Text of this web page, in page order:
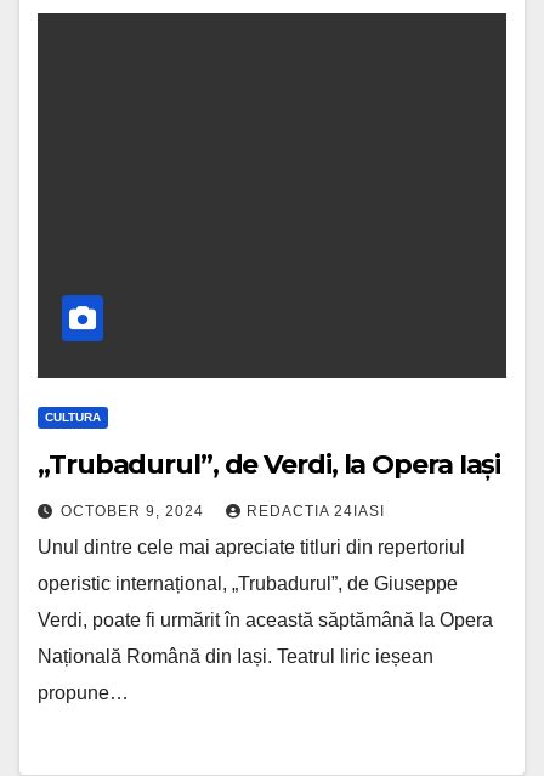
CULTURA
„Trubadurul”, de Verdi, la Opera Iași
OCTOBER 9, 2024 REDACTIA 24IASI
Unul dintre cele mai apreciate titluri din repertoriul
operistic internațional, „Trubadurul”, de Giuseppe
Verdi, poate fi urmărit în această săptămână la Opera
Națională Română din Iași. Teatrul liric ieșean
propune…